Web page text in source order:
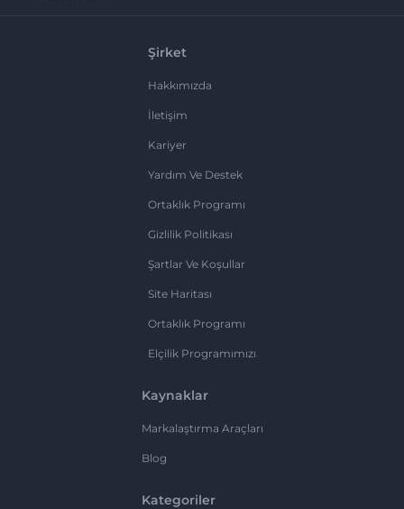
Şirket
Hakkımızda
İletişim
Kariyer
Yardım Ve Destek
Ortaklık Programı
Gizlilik Politikası
Şartlar Ve Koşullar
Site Haritası
Ortaklık Programı
Elçilik Programımızı
Kaynaklar
Markalaştırma Araçları
Blog
Kategoriler